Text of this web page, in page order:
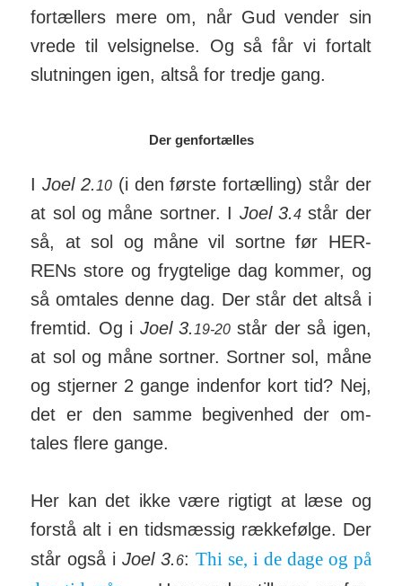
for­tællers mere om, når Gud vender sin
vrede til vel­sig­nelse. Og så får vi for­talt
slut­ningen igen, altså for tredje gang.
Der genfortælles
IJoel 2. 10(i den første for­tæl­ling) står der
at sol og måne sortner. I Joel 3.4står der
så, at sol og måne vil sortne før HER­
RENs store og fryg­te­lige dag kommer, og
så om­tales denne dag. Der står det altså i
fremtid. Og i Joel 3. 19-20 står der så igen,
at sol og måne sortner. Sortner sol, måne
og stjerner 2 gange inden­for kort tid? Nej,
det er den samme be­giv­enhed der om­
tales flere gange.
Her kan det ikke være rigtigt at læse og
forstå alt i en tids­mæssig ræk­ke­følge. Der
står også iJoel 3. 6:Thi se, i de dage og på